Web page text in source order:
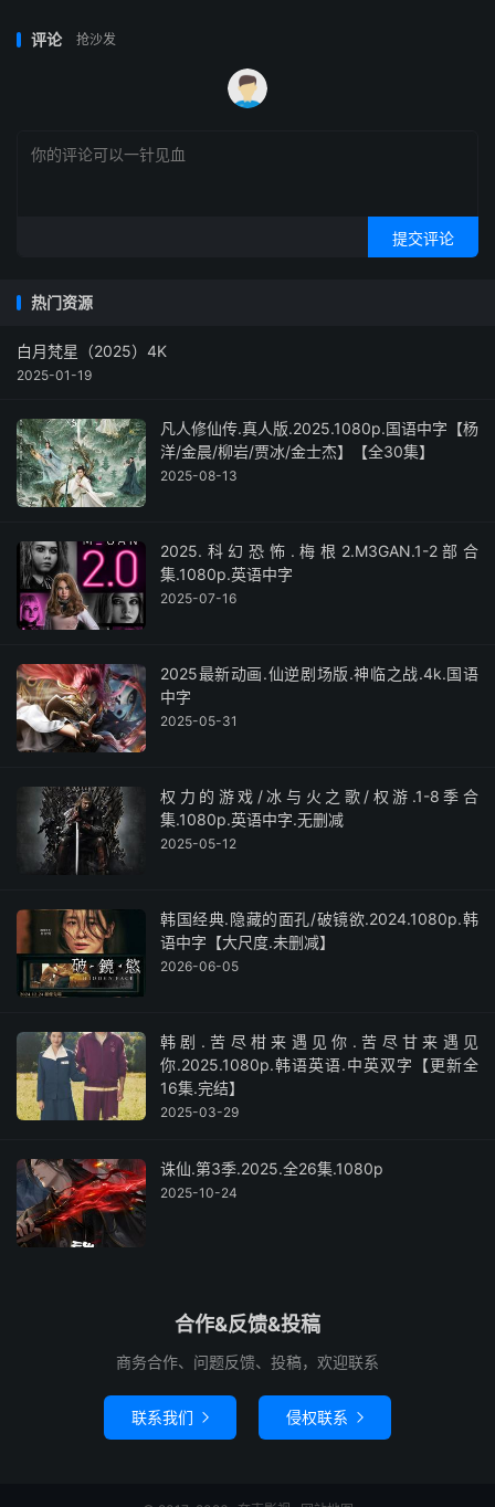
评论 抢沙发
提交评论
热门资源
白月梵星（2025）4K
2025-01-19
凡人修仙传.真人版.2025.1080p.国语中字【杨
洋/金晨/柳岩/贾冰/金士杰】【全30集】
2025-08-13
2025.科幻恐怖.梅根2.M3GAN.1-2部合
集.1080p.英语中字
2025-07-16
2025最新动画.仙逆剧场版.神临之战.4k.国语
中字
2025-05-31
权力的游戏/冰与火之歌/权游.1-8季合
集.1080p.英语中字.无删减
2025-05-12
韩国经典.隐藏的面孔/破镜欲.2024.1080p.韩
语中字【大尺度.未删减】
2026-06-05
韩剧.苦尽柑来遇见你.苦尽甘来遇见
你.2025.1080p.韩语英语.中英双字【更新全
16集.完结】
2025-03-29
诛仙.第3季.2025.全26集.1080p
2025-10-24
合作&反馈&投稿
商务合作、问题反馈、投稿，欢迎联系
联系我们  侵权联系 